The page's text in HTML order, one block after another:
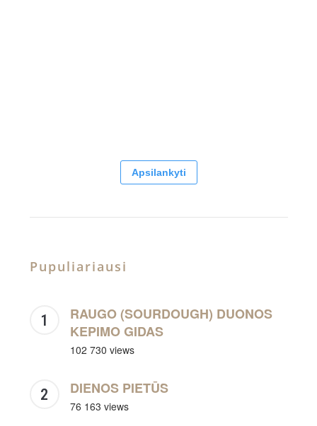
Apsilankyti
Pupuliariausi
RAUGO (SOURDOUGH) DUONOS
KEPIMO GIDAS
102 730 views
DIENOS PIETŪS
76 163 views